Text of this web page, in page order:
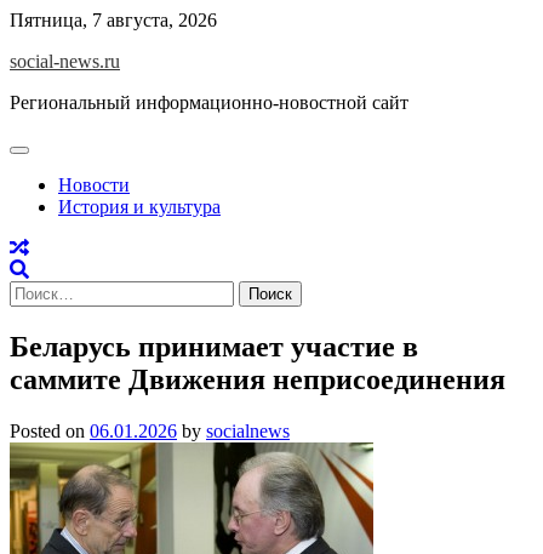
Skip
content
Пятница, 7 августа, 2026
social-news.ru
Региональный информационно-новостной сайт
Новости
История и культура
Найти:
Беларусь принимает участие в
саммите Движения неприсоединения
Posted on 06.01.2026 by socialnews